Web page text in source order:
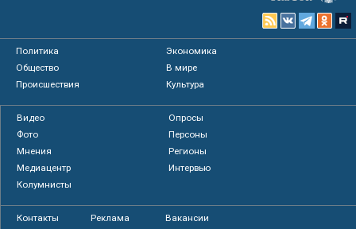
Политика
Экономика
Общество
В мире
Происшествия
Культура
Видео
Опросы
Фото
Персоны
Мнения
Регионы
Медиацентр
Интервью
Колумнисты
Контакты Реклама Вакансии